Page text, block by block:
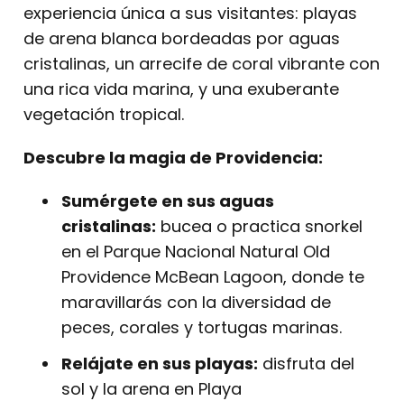
experiencia única a sus visitantes: playas
de arena blanca bordeadas por aguas
cristalinas, un arrecife de coral vibrante con
una rica vida marina, y una exuberante
vegetación tropical.
Descubre la magia de Providencia:
Sumérgete en sus aguas
cristalinas: bucea o practica snorkel
en el Parque Nacional Natural Old
Providence McBean Lagoon, donde te
maravillarás con la diversidad de
peces, corales y tortugas marinas.
Relájate en sus playas: disfruta del
sol y la arena en Playa